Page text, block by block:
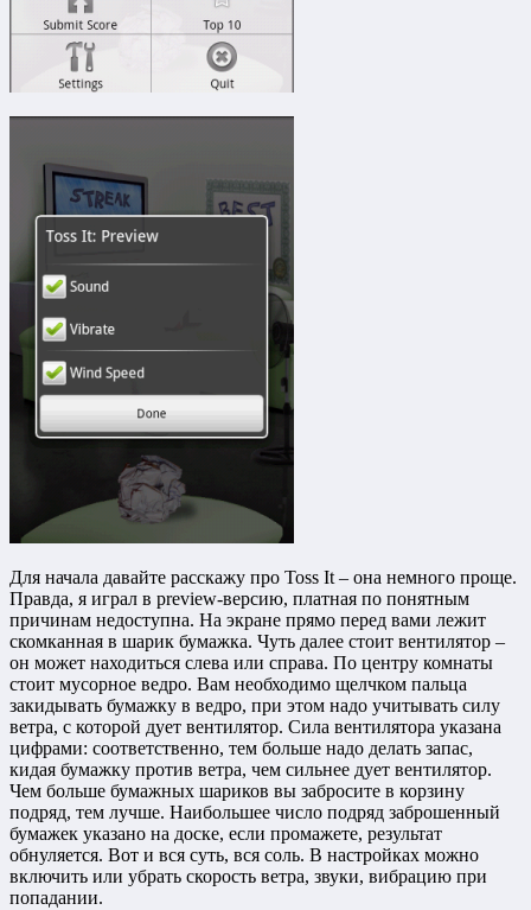
Для начала давайте расскажу про Toss It – она немного проще.
Правда, я играл в preview-версию, платная по понятным
причинам недоступна. На экране прямо перед вами лежит
скомканная в шарик бумажка. Чуть далее стоит вентилятор –
он может находиться слева или справа. По центру комнаты
стоит мусорное ведро. Вам необходимо щелчком пальца
закидывать бумажку в ведро, при этом надо учитывать силу
ветра, с которой дует вентилятор. Сила вентилятора указана
цифрами: соответственно, тем больше надо делать запас,
кидая бумажку против ветра, чем сильнее дует вентилятор.
Чем больше бумажных шариков вы забросите в корзину
подряд, тем лучше. Наибольшее число подряд заброшенный
бумажек указано на доске, если промажете, результат
обнуляется. Вот и вся суть, вся соль. В настройках можно
включить или убрать скорость ветра, звуки, вибрацию при
попадании.